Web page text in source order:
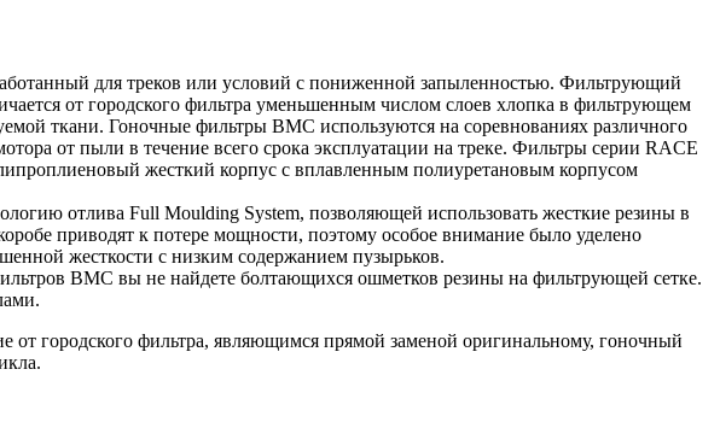
для треков или условий с пониженной запыленностью. Фильтрующий
от городского фильтра уменьшенным числом слоев хлопка в фильтрующем
ткани. Гоночные фильтры BMC используются на соревнованиях различного
от пыли в течение всего срока эксплуатации на треке. Фильтры серии RACE
жесткий корпус с вплавленным полиуретановым корпусом
отлива Full Moulding System, позволяющей использовать жесткие резины в
приводят к потере мощности, поэтому особое внимание было уделено
жесткости с низким содержанием пузырьков.
BMC вы не найдете болтающихся ошметков резины на фильтрующей сетке.
городского фильтра, являющимся прямой заменой оригинальному, гоночный